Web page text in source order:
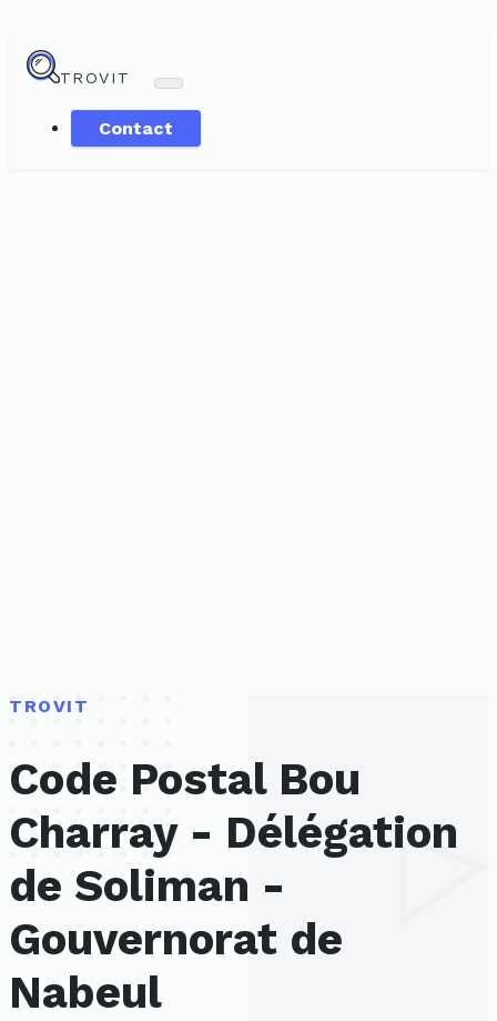
TROVIT
Contact
TROVIT
Code Postal Bou
Charray - Délégation
de Soliman -
Gouvernorat de
Nabeul